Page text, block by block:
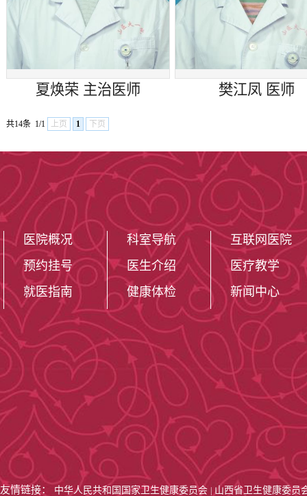
夏焕荣 主治医师 樊江凤 医师
共14条 1/1 上页 1 下页
医院概况
预约挂号
就医指南
科室导航
医生介绍
健康体检
互联网医院
医疗教学
新闻中心
友情链接： 中华人民共和国国家卫生健康委员会 山西省卫生健康委员